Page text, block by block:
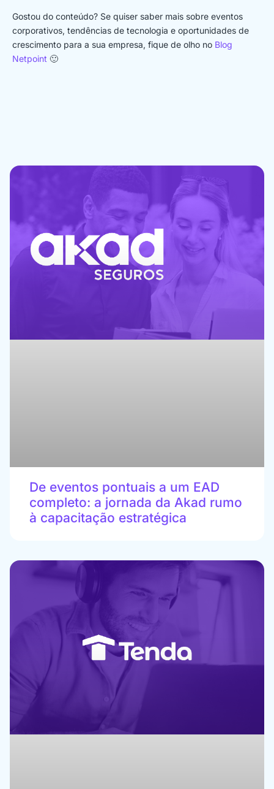
Gostou do conteúdo? Se quiser saber mais sobre eventos
corporativos, tendências de tecnologia e oportunidades de
crescimento para a sua empresa, fique de olho no Blog
Netpoint 🙂
De eventos pontuais a um EAD
completo: a jornada da Akad rumo
à capacitação estratégica